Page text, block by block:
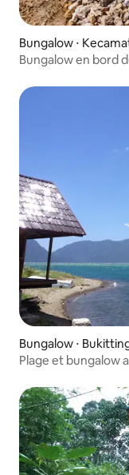
Bungalow ⋅
Bungalow en bord
Bungalow ⋅
Plage et bungalow